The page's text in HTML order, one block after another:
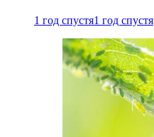
1 год спустя1 год спустя